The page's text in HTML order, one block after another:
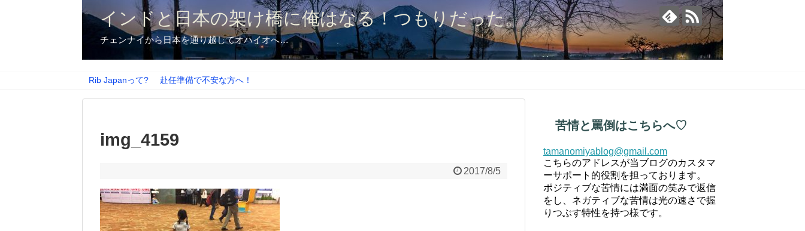
インドと日本の架け橋に俺はなる！つもりだった。
チェンナイから日本を通り越してオハイオへ…
Rib Japanって? 赴任準備で不安な方へ！
img_4159
2017/8/5
苦情と罵倒はこちらへ♡
tamanomiyablog@gmail.com
こちらのアドレスが当ブログのカスタマ
ーサポート的役割を担っております。
ポジティブな苦情には満面の笑みで返信
をし、ネガティブな苦情は光の速さで握
りつぶす特性を持つ様です。